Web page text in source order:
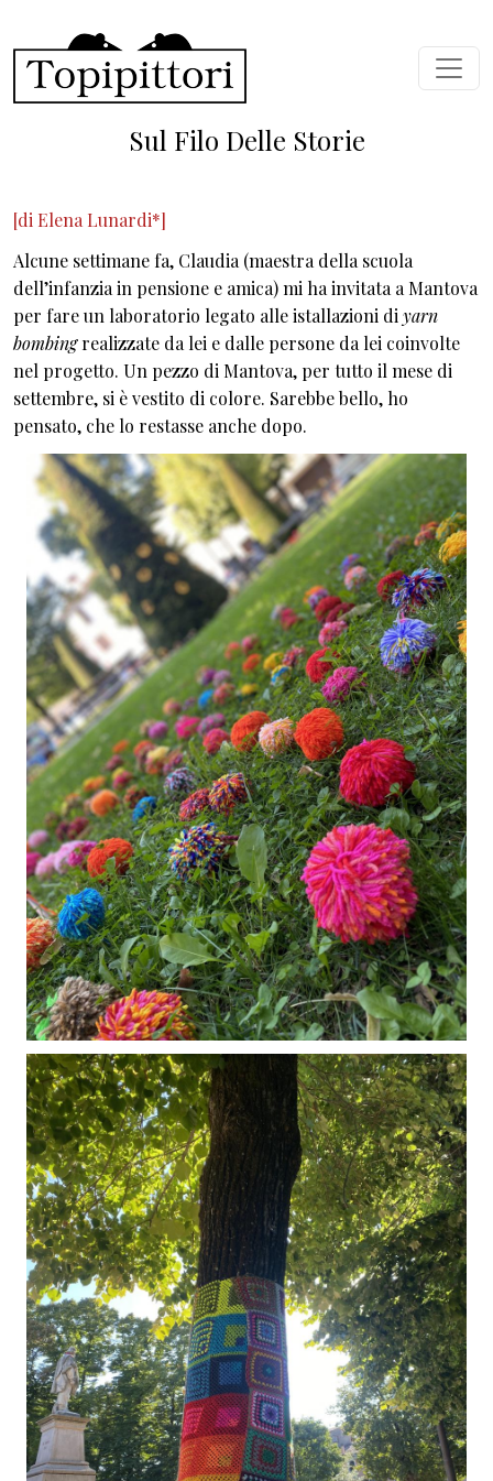
Sul Filo Delle Storie
[di Elena Lunardi*]
Alcune settimane fa, Claudia (maestra della scuola
dell’infanzia in pensione e amica) mi ha invitata a Mantova
per fare un laboratorio legato alle istallazioni di yarn
bombingrealizzate da lei e dalle persone da lei coinvolte
nel progetto. Un pezzo di Mantova, per tutto il mese di
settembre, si è vestito di colore. Sarebbe bello, ho
pensato, che lo restasse anche dopo.